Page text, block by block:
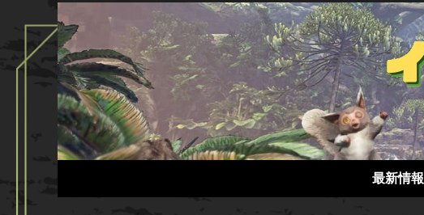
最新情報